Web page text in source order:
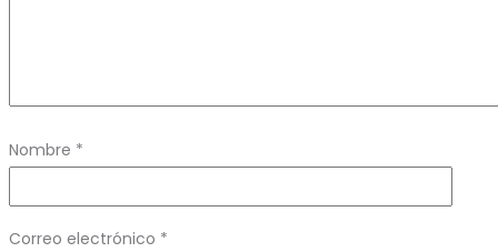
Nombre *
Correo electrónico *